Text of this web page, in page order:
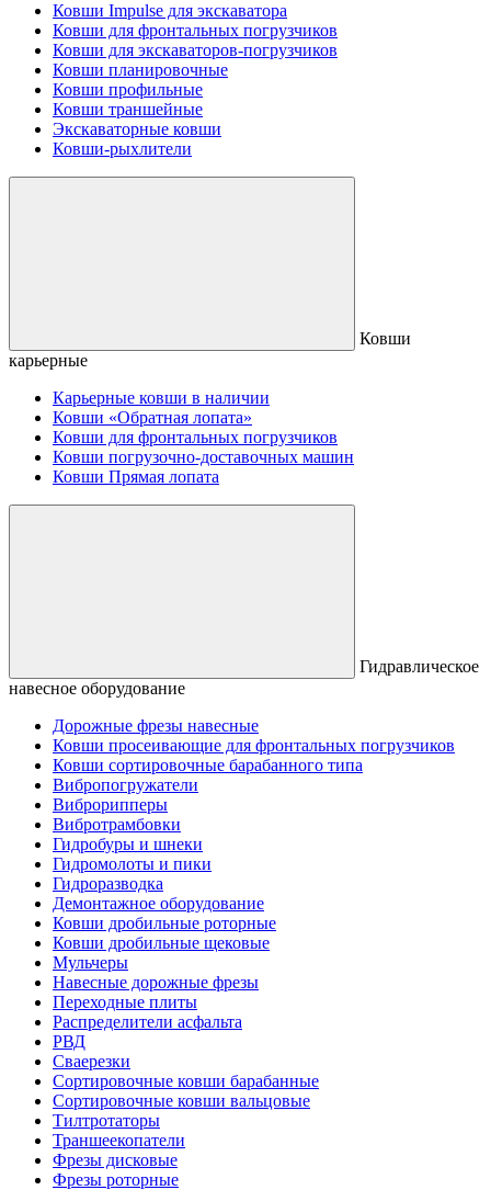
Ковши Impulse для экскаватора
Ковши для фронтальных погрузчиков
Ковши для экскаваторов-погрузчиков
Ковши планировочные
Ковши профильные
Ковши траншейные
Экскаваторные ковши
Ковши-рыхлители
Ковши
карьерные
Карьерные ковши в наличии
Ковши «Обратная лопата»
Ковши для фронтальных погрузчиков
Ковши погрузочно-доставочных машин
Ковши Прямая лопата
Гидравлическое
навесное оборудование
Дорожные фрезы навесные
Ковши просеивающие для фронтальных погрузчиков
Ковши сортировочные барабанного типа
Вибропогружатели
Виброрипперы
Вибротрамбовки
Гидробуры и шнеки
Гидромолоты и пики
Гидроразводка
Демонтажное оборудование
Ковши дробильные роторные
Ковши дробильные щековые
Мульчеры
Навесные дорожные фрезы
Переходные плиты
Распределители асфальта
РВД
Сваерезки
Сортировочные ковши барабанные
Сортировочные ковши вальцовые
Тилтротаторы
Траншеекопатели
Фрезы дисковые
Фрезы роторные